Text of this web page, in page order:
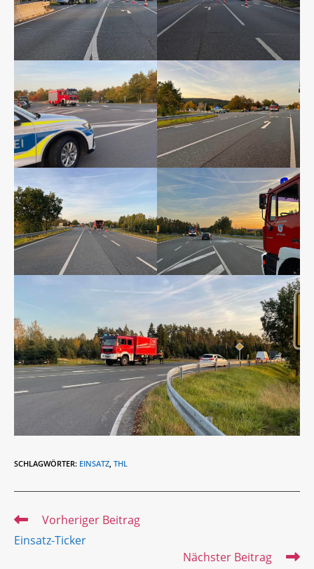
SCHLAGWÖRTER: EINSATZ, THL
Weitere
ansehen
Vorheriger Beitrag
Einsatz-Ticker
Nächster Beitrag